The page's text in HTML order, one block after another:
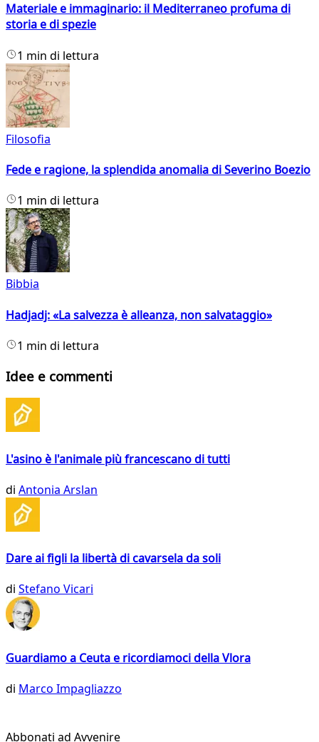
Materiale e immaginario: il Mediterraneo profuma di
storia e di spezie
1 min di lettura
Filosofia
Fede e ragione, la splendida anomalia di Severino Boezio
1 min di lettura
Bibbia
Hadjadj: «La salvezza è alleanza, non salvataggio»
1 min di lettura
Idee e commenti
L'asino è l'animale più francescano di tutti
di Antonia Arslan
Dare ai figli la libertà di cavarsela da soli
di Stefano Vicari
Guardiamo a Ceuta e ricordiamoci della Vlora
di Marco Impagliazzo
Abbonati ad Avvenire